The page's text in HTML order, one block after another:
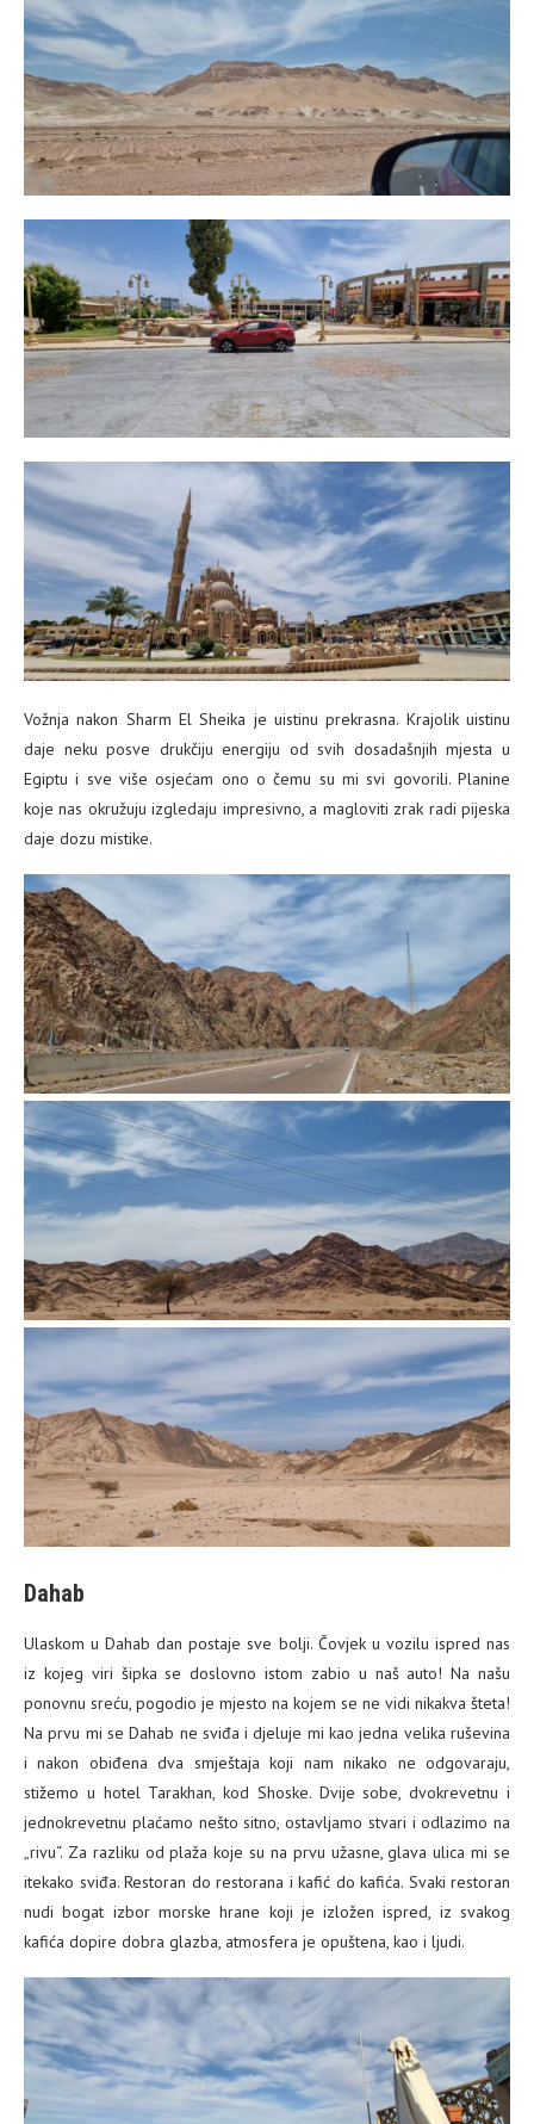
Vožnja nakon Sharm El Sheika je uistinu prekrasna. Krajolik uistinu
daje neku posve drukčiju energiju od svih dosadašnjih mjesta u
Egiptu i sve više osjećam ono o čemu su mi svi govorili. Planine
koje nas okružuju izgledaju impresivno, a magloviti zrak radi pijeska
daje dozu mistike.
Dahab
Ulaskom u Dahab dan postaje sve bolji. Čovjek u vozilu ispred nas
iz kojeg viri šipka se doslovno istom zabio u naš auto! Na našu
ponovnu sreću, pogodio je mjesto na kojem se ne vidi nikakva šteta!
Na prvu mi se Dahab ne sviđa i djeluje mi kao jedna velika ruševina
i nakon obiđena dva smještaja koji nam nikako ne odgovaraju,
stižemo u hotel Tarakhan, kod Shoske. Dvije sobe, dvokrevetnu i
jednokrevetnu plaćamo nešto sitno, ostavljamo stvari i odlazimo na
„rivu“. Za razliku od plaža koje su na prvu užasne, glava ulica mi se
itekako sviđa. Restoran do restorana i kafić do kafića. Svaki restoran
nudi bogat izbor morske hrane koji je izložen ispred, iz svakog
kafića dopire dobra glazba, atmosfera je opuštena, kao i ljudi.